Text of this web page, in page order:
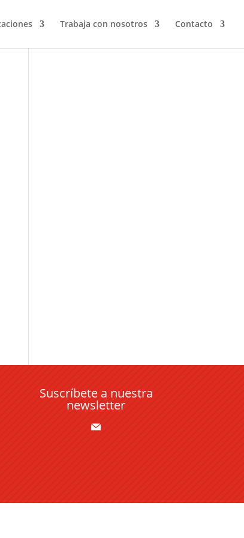
Trabaja con nosotros Contacto
Suscríbete a nuestra
newsletter